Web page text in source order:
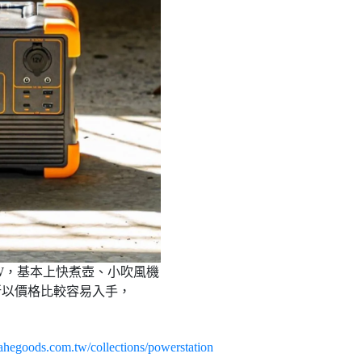
，基本上快煮壺、小吹風機
價格比較容易入手，
collections/powerstation